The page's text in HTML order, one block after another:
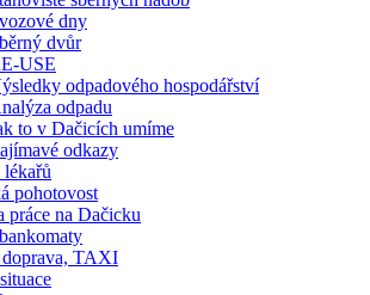
dny
dvůr
USE
odpadového hospodářství
odpadu
to v Dačicích umíme
odkazy
lékařů
pohotovost
práce na Dačicku
doprava, TAXI